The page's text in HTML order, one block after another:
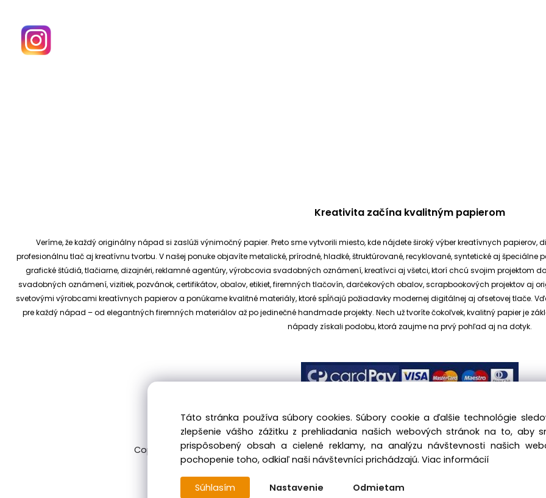
Kreativita začína kvalitným papierom
Veríme, že každý originálny nápad si zaslúži výnimočný papier. Preto sme vytvorili miesto, kde nájdete široký výber kreatívnych
profesionálnu tlač aj kreatívnu tvorbu. V našej ponuke objavíte metalické, prírodné, hladké, štruktúrované, recyklované, syntetické aj
grafické štúdiá, tlačiarne, dizajnéri, reklamné agentúry, výrobcovia svadobných oznámení, kreatívci aj všetci, ktorí chcú svojim projektom
svadobných oznámení, vizitiek, pozvánok, certifikátov, obalov, etikiet, firemných tlačovín, darčekových obalov, scrapbookových projektov aj
svetovými výrobcami kreatívnych papierov a ponúkame kvalitné materiály, ktoré spĺňajú požiadavky modernej digitálnej aj ofsetovej tlače.
pre každý nápad – od elegantných firemných materiálov až po jedinečné handmade projekty. Nech už tvoríte čokoľvek, kvalitný papier je
nápady získali podobu, ktorá zaujme na prvý pohľad aj na dotyk.
Copyright © 2017 kreativnypapier.sk, All rights reserved | hajekova@kreativnypapier.sk |
Táto stránka používa súbory cookies. Súbory cookie a ďalšie technológie
zlepšenie vášho zážitku z prehliadania našich webových stránok na to, aby
prispôsobený obsah a cielené reklamy, na analýzu návštevnosti našich
pochopenie toho, odkiaľ naši návštevníci prichádzajú. Viac informácií
Súhlasím Nastavenie Odmietam